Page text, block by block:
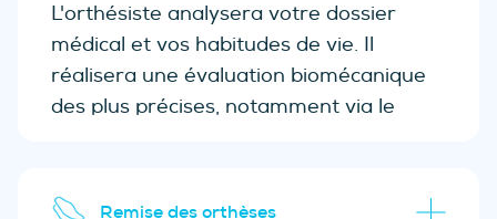
L'orthésiste analysera votre dossier
médical et vos habitudes de vie. Il
réalisera une évaluation biomécanique
des plus précises, notamment via le
plus optimal pour vous.
Remise des orthèses